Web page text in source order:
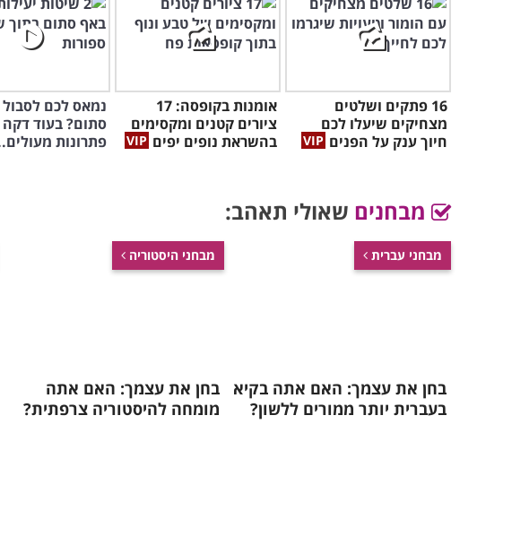
16 פתקים ושלטים
מצחיקים שיעלו לכם
חיוך ענק על הפנים
אומנות בקופסה: 17
ציורים קטנים ומקסימים
בהשראת נופים יפים
נמאס לכם
פתרונות
מבחנים שאולי תאהב:
מבחני עברית
בחן את עצמך: האם אתה בקיא
בעברית יותר ממורים ללשון?
מבחני היסטוריה
בחן את עצמך: האם אתה
מומחה להיסטוריה צרפתית?